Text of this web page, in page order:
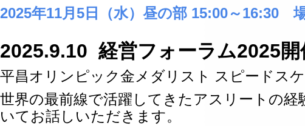
2025年11月5日（水）昼の部 15:00～16:30
2025.9.10 経営フォーラム2025開
平昌オリンピック金メダリスト スピードスケ
世界の最前線で活躍してきたアスリートの
いてお話しいただきます。